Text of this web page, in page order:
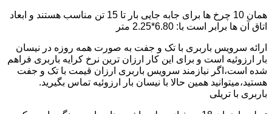
همان 10 چرخ ها برای جابه جایی بار تا 15 تن مناسب هستند و ابعاد
اتاق آن ها برابر است با: 6.80*2.25 متر
ارائه سرویس باربری با تک و جفت به صورت همه روزه در نیسان
بار ارزوئیه است و برای این کار ارزان ترین نرخ کرایه باربری فراهم
شده است،اگر نیازمند سرویس باربری ارزان قیمت با تک و جفت
هستید،میتوانید همین حالا با نیسان بار ارزوئیه تماس بگیرید.
باربری با تریلی